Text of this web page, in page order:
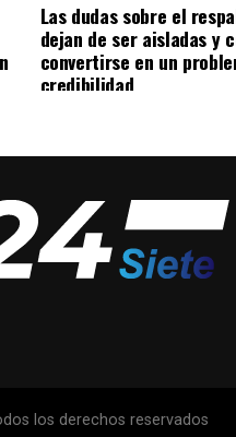
Las dudas sobre el
dejan de ser aisladas y
convertirse en un
credibilidad
los derechos reservados